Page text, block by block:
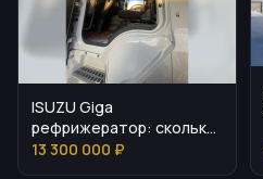
ISUZU Giga
рефрижератор: сколько
стоит и как подобрать
13 300 000 ₽